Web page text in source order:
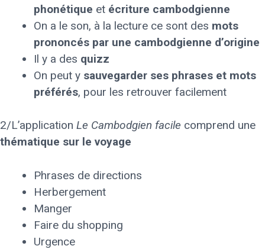
phonétique et écriture cambodgienne
On a le son, à la lecture ce sont des mots
prononcés par une cambodgienne d’origine
Il y a des quizz
On peut y sauvegarder ses phrases et mots
préférés, pour les retrouver facilement
2/L’application Le Cambodgien facile comprend une
thématique sur le voyage
Phrases de directions
Herbergement
Manger
Faire du shopping
Urgence